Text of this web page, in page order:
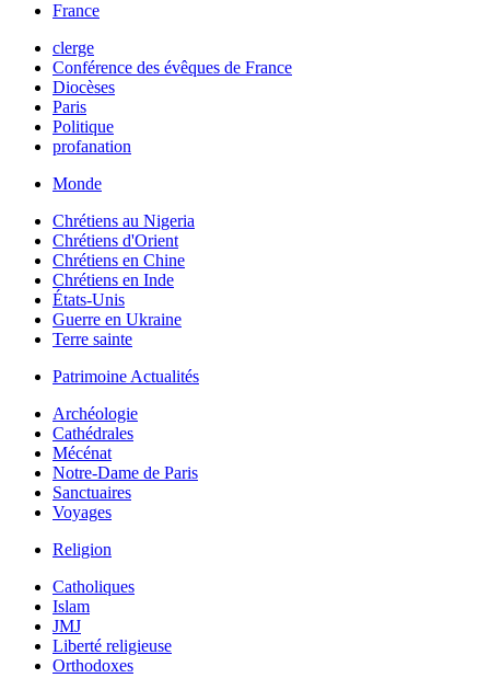
France
clerge
Conférence des évêques de France
Diocèses
Paris
Politique
profanation
Monde
Chrétiens au Nigeria
Chrétiens d'Orient
Chrétiens en Chine
Chrétiens en Inde
États-Unis
Guerre en Ukraine
Terre sainte
Patrimoine Actualités
Archéologie
Cathédrales
Mécénat
Notre-Dame de Paris
Sanctuaires
Voyages
Religion
Catholiques
Islam
JMJ
Liberté religieuse
Orthodoxes